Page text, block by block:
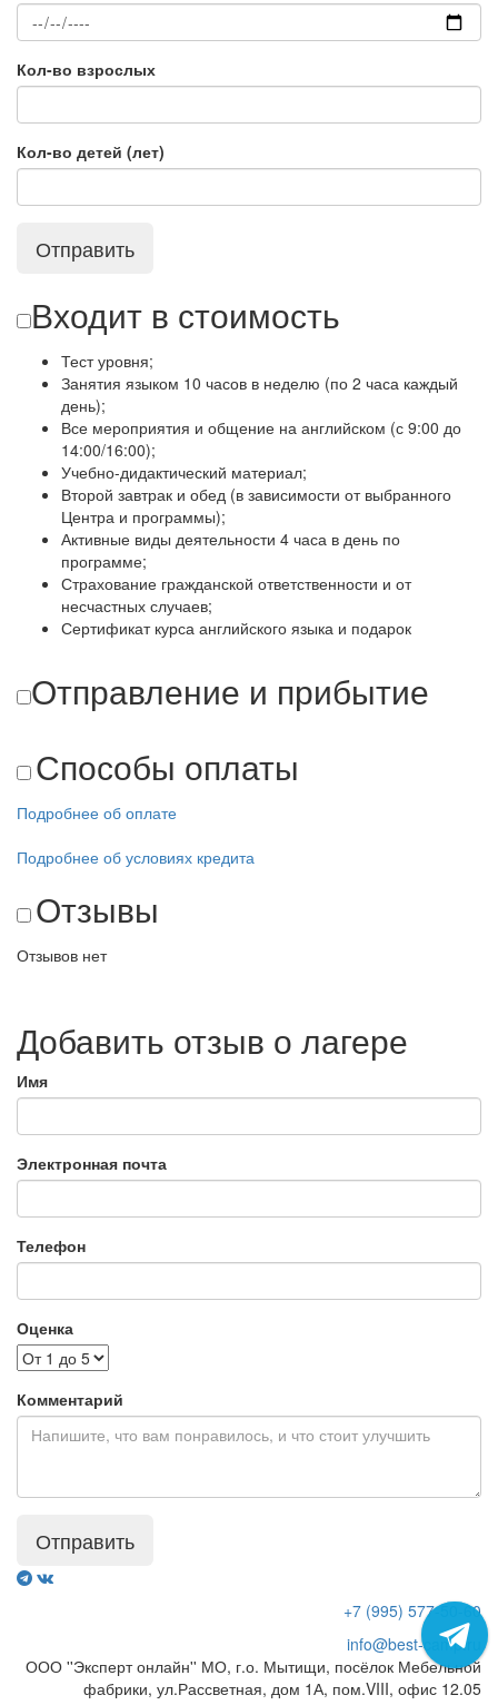
Кол-во взрослых
Кол-во детей (лет)
Отправить
Входит в стоимость
Тест уровня;
Занятия языком 10 часов в неделю (по 2 часа каждый
день);
Все мероприятия и общение на английском (с 9:00 до
14:00/16:00);
Учебно-дидактический материал;
Второй завтрак и обед (в зависимости от выбранного
Центра и программы);
Активные виды деятельности 4 часа в день по
программе;
Страхование гражданской ответственности и от
несчастных случаев;
Сертификат курса английского языка и подарок
Отправление и прибытие
Способы оплаты
Подробнее об оплате
Подробнее об условиях кредита
Отзывы
Отзывов нет
Добавить отзыв о лагере
Имя
Электронная почта
Телефон
Оценка
Комментарий
Отправить
+7 (995) 577-50-60
info@best-camp.ru
ООО ''Эксперт онлайн'' МО, г.о. Мытищи, посёлок Мебельной
фабрики, ул.Рассветная, дом 1А, пом.VIII, офис 12.05